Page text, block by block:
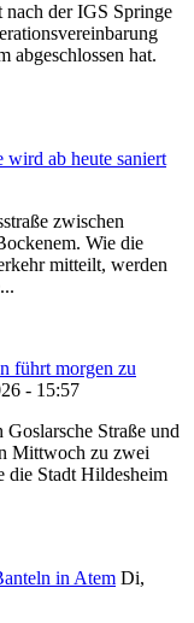
nach der IGS Springe
abgeschlossen hat.
wird ab heute saniert
zwischen
Wie die
mitteilt, werden
führt morgen zu
- 15:57
Straße und
Mittwoch zu zwei
die Stadt Hildesheim
in Atem Di,